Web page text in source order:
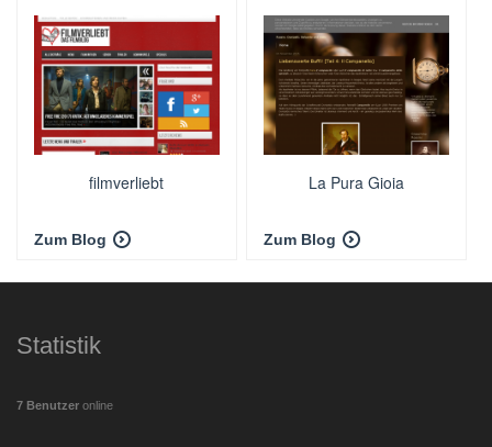
filmverliebt
Zum Blog
La Pura Gioia
Zum Blog
Statistik
7 Benutzer online